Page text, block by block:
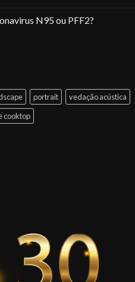
N95 ou PFF2?
portrait
vedação acústica
cooktop